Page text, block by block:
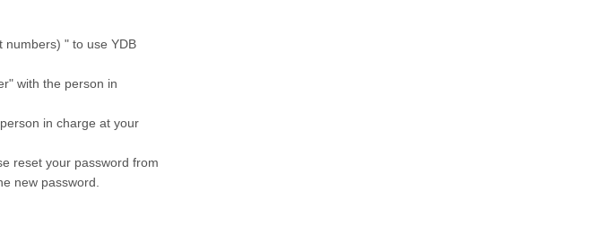
numbers) " to use YDB
with the person in
in charge at your
reset your password from
new password.